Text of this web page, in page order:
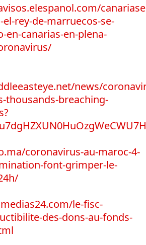
rey-de-marruecos-se-
en-canarias-en-plena-
news/
thousands-breaching-
coronavirus-au-maroc-4-
font-grimper-le-
le-fisc-
des-dons-au-fonds-